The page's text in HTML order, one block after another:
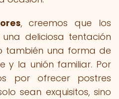
, creemos que los
deliciosa tentación
también una forma de
y la unión familiar. Por
por ofrecer postres
sean exquisitos, sino